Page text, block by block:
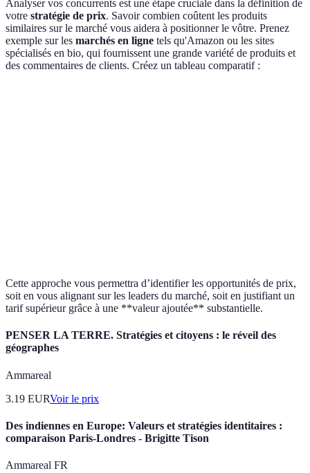
Analyser vos concurrents est une étape cruciale dans la définition de
votre stratégie de prix. Savoir combien coûtent les produits
similaires sur le marché vous aidera à positionner le vôtre. Prenez
exemple sur les marchés en ligne tels qu'Amazon ou les sites
spécialisés en bio, qui fournissent une grande variété de produits et
des commentaires de clients. Créez un tableau comparatif :
Cette approche vous permettra d’identifier les opportunités de prix,
soit en vous alignant sur les leaders du marché, soit en justifiant un
tarif supérieur grâce à une **valeur ajoutée** substantielle.
PENSER LA TERRE. Stratégies et citoyens : le réveil des
géographes
Ammareal
3.19 EURVoir le prix
Des indiennes en Europe: Valeurs et stratégies identitaires :
comparaison Paris-Londres - Brigitte Tison
Ammareal FR